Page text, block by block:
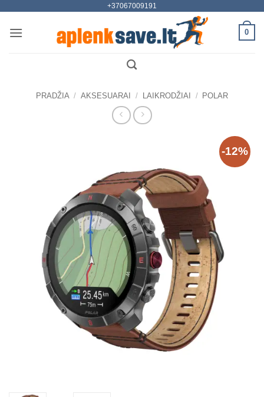
content
+37067009191
0
PRADŽIA / AKSESUARAI / LAIKRODŽIAI / POLAR
-12%